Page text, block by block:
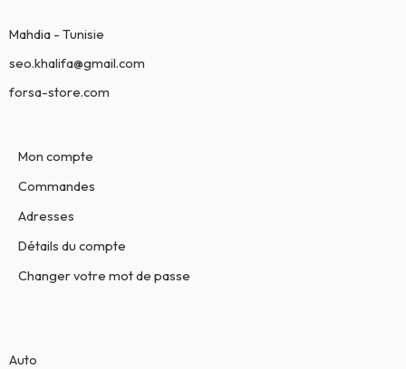
Mahdia - Tunisie
seo.khalifa@gmail.com
forsa-store.com
Mon compte
Commandes
Adresses
Détails du compte
Changer votre mot de passe
Auto